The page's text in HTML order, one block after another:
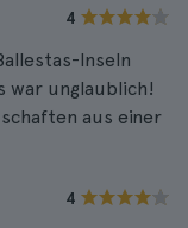
4
Inseln
war unglaublich!
aus einer
4